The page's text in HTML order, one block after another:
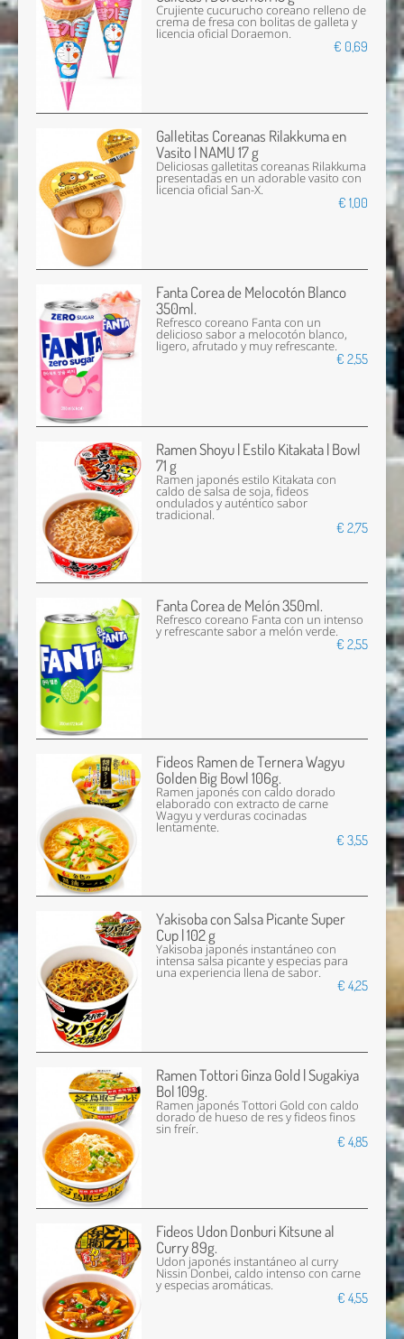
Crujiente cucurucho coreano relleno de
crema de fresa con bolitas de galleta y
licencia oficial Doraemon.
€ 0,69
Galletitas Coreanas Rilakkuma en
Vasito | NAMU 17 g
Deliciosas galletitas coreanas Rilakkuma
presentadas en un adorable vasito con
licencia oficial San-X.
€ 1,00
Fanta Corea de Melocotón Blanco
350ml.
Refresco coreano Fanta con un
delicioso sabor a melocotón blanco,
ligero, afrutado y muy refrescante.
€ 2,55
Ramen Shoyu | Estilo Kitakata | Bowl
71 g
Ramen japonés estilo Kitakata con
caldo de salsa de soja, fideos
ondulados y auténtico sabor
tradicional.
€ 2,75
Fanta Corea de Melón 350ml.
Refresco coreano Fanta con un intenso
y refrescante sabor a melón verde.
€ 2,55
Fideos Ramen de Ternera Wagyu
Golden Big Bowl 106g.
Ramen japonés con caldo dorado
elaborado con extracto de carne
Wagyu y verduras cocinadas
lentamente.
€ 3,55
Yakisoba con Salsa Picante Super
Cup | 102 g
Yakisoba japonés instantáneo con
intensa salsa picante y especias para
una experiencia llena de sabor.
€ 4,25
Ramen Tottori Ginza Gold | Sugakiya
Bol 109g.
Ramen japonés Tottori Gold con caldo
dorado de hueso de res y fideos finos
sin freír.
€ 4,85
Fideos Udon Donburi Kitsune al
Curry 89g.
Udon japonés instantáneo al curry
Nissin Donbei, caldo intenso con carne
y especias aromáticas.
€ 4,55